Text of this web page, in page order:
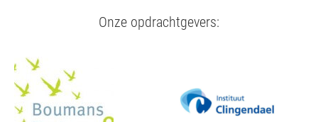
Onze opdrachtgevers: